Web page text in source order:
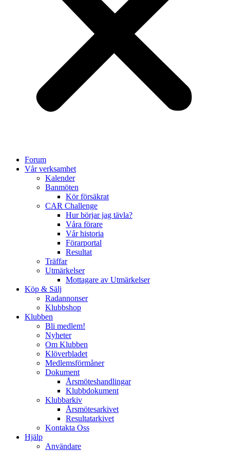
Forum
Vår verksamhet
Kalender
Banmöten
Kör försäkrat
CAR Challenge
Hur börjar jag tävla?
Våra förare
Vår historia
Förarportal
Resultat
Träffar
Utmärkelser
Mottagare av Utmärkelser
Köp & Sälj
Radannonser
Klubbshop
Klubben
Bli medlem!
Nyheter
Om Klubben
Klöverbladet
Medlemsförmåner
Dokument
Årsmöteshandlingar
Klubbdokument
Klubbarkiv
Årsmötesarkivet
Resultatarkivet
Kontakta Oss
Hjälp
Användare